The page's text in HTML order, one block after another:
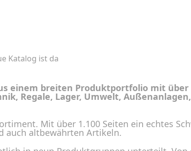
einem breiten Produktportfolio mit über
Regale, Lager, Umwelt,
Mit über 1.100 Seiten ein echtes
auch altbewährten Artikeln.